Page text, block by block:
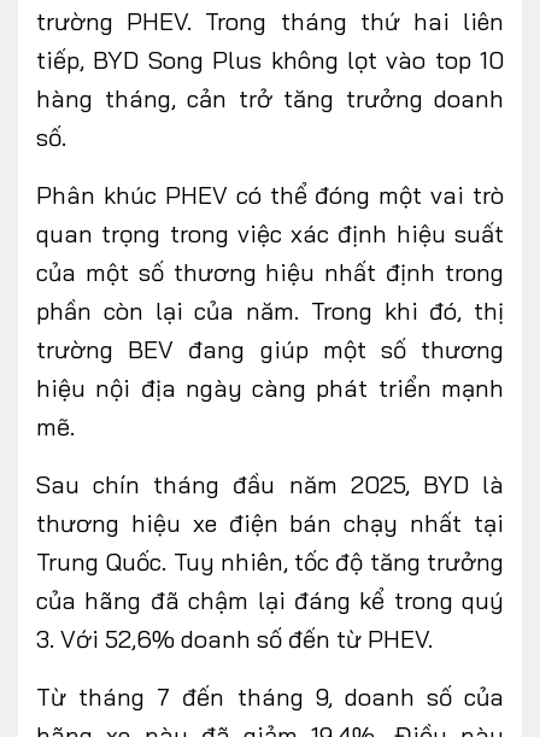
trường PHEV. Trong tháng thứ hai liên
tiếp, BYD Song Plus không lọt vào top 10
hàng tháng, cản trở tăng trưởng doanh
số.
Phân khúc PHEV có thể đóng một vai trò
quan trọng trong việc xác định hiệu suất
của một số thương hiệu nhất định trong
phần còn lại của năm. Trong khi đó, thị
trường BEV đang giúp một số thương
hiệu nội địa ngày càng phát triển mạnh
mẽ.
Sau chín tháng đầu năm 2025, BYD là
thương hiệu xe điện bán chạy nhất tại
Trung Quốc. Tuy nhiên, tốc độ tăng trưởng
của hãng đã chậm lại đáng kể trong quý
3. Với 52,6% doanh số đến từ PHEV.
Từ tháng 7 đến tháng 9, doanh số của